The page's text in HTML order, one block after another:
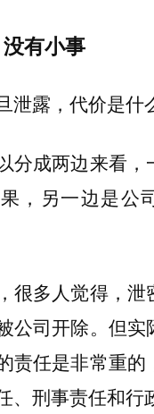
有小事
泄露，代价是什
分成两边来看，
，另一边是公
很多人觉得，泄
公司开除。但
责任是非常重的
、刑事责任和行